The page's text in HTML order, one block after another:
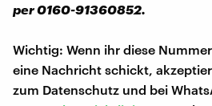
per 0160-91360852.
Wichtig: Wenn ihr diese
eine Nachricht schickt,
zum Datenschutz und bei